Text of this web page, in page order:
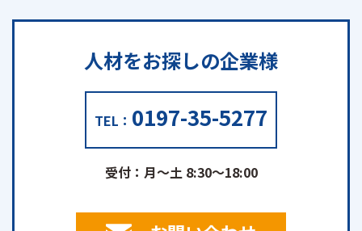
人材をお探しの企業様
TEL： 0197-35-5277
受付：月～土 8:30～18:00